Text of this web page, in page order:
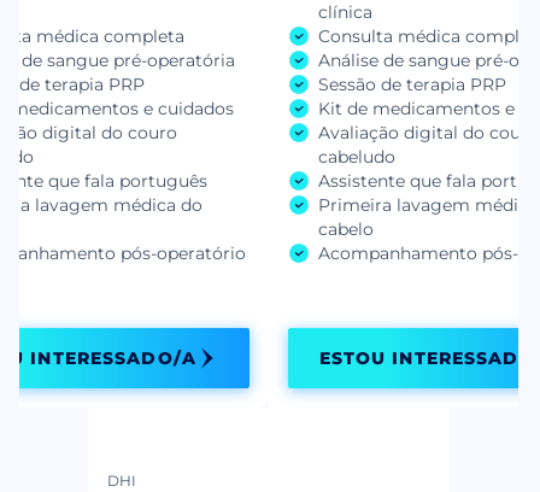
médica completa
de sangue pré-operatória
de terapia PRP
medicamentos e cuidados
digital do couro
que fala português
lavagem médica do
pós-operatório
INTERESSADO/A
clínica
Consulta médica
Análise de sangue pré-
Sessão de terapia PRP
Kit de medicamentos e
Avaliação digital do couro
cabeludo
Assistente que fala
Primeira lavagem
cabelo
Acompanhamento pós-
ESTOU
DHI